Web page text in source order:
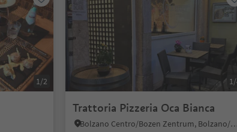
1/2
Trattoria Pizzeria Oca Bianca
Bolzano Centro/Bozen Zentrum, Bolzano/Bozen, Bolzano/Bozen and environs